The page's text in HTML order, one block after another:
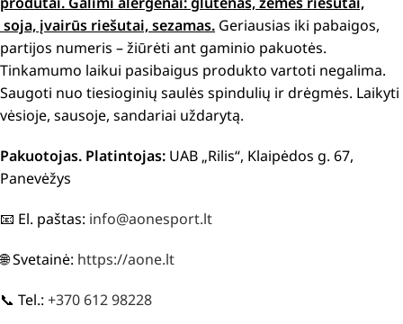
soja, įvairūs riešutai, sezamas. Geriausias iki pabaigos,
partijos numeris – žiūrėti ant gaminio pakuotės.
Tinkamumo laikui pasibaigus produkto vartoti negalima.
Saugoti nuo tiesioginių saulės spindulių ir drėgmės. Laikyti
vėsioje, sausoje, sandariai uždarytą.
Pakuotojas. Platintojas: UAB „Rilis“, Klaipėdos g. 67,
Panevėžys
📧 El. paštas: info@aonesport.lt
🌐 Svetainė: https://aone.lt
📞 Tel.: +370 612 98228